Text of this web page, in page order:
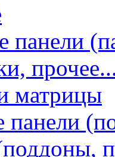
панели
матрицы